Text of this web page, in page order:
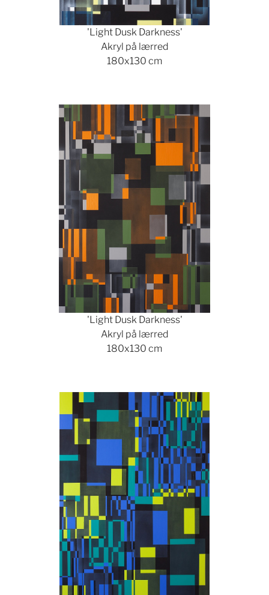
'Light Dusk Darkness'
Akryl på lærred
180x130 cm
Show larger version
'Light Dusk Darkness'
Akryl på lærred
180x130 cm
Show larger version